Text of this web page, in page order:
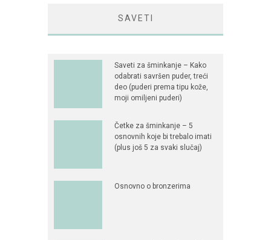
Saveti za šminkanje – Kako
odabrati savršen puder, treći
deo (puderi prema tipu kože,
Četke za šminkanje – 5
osnovnih koje bi trebalo imati